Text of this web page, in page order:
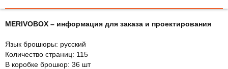
MERIVOBOX – информация для заказа и проектирования
Язык брошюры: русский
Количество страниц: 115
В коробке брошюр: 36 шт